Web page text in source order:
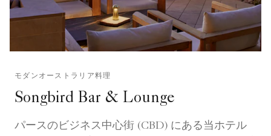
モダンオーストラリア料理
Songbird Bar & Lounge
パースのビジネス中心街 (CBD) にある当ホテル